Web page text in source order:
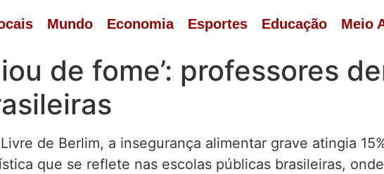
Mundo Economia Esportes Educação Meio
de fome’: professores
de Berlim, a insegurança alimentar grave atingia
que se reflete nas escolas públicas brasileiras,